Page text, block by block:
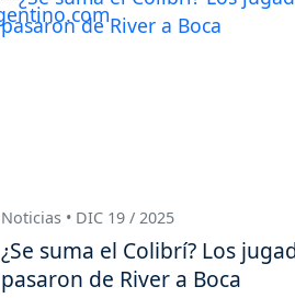
Noticias • DIC 19 / 2025
¿Se suma el Colibrí? Los
pasaron de River a Boca